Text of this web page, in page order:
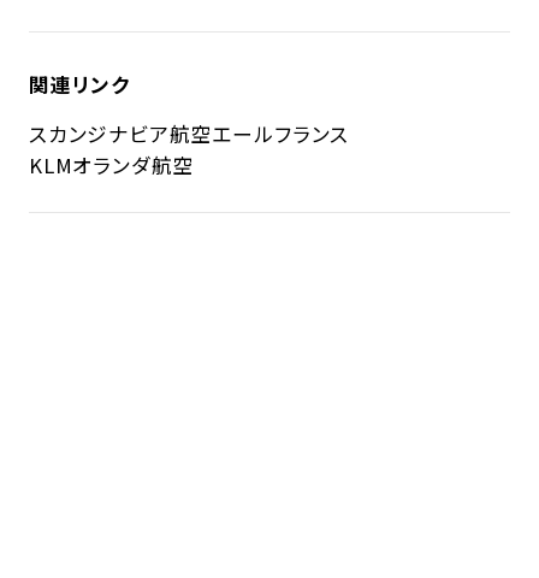
関連リンク
スカンジナビア航空エールフランス
KLMオランダ航空